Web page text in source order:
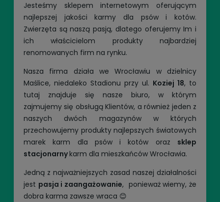
Jesteśmy sklepem internetowym oferującym
najlepszej jakości karmy dla psów i kotów.
Zwierzęta są naszą pasją, dlatego oferujemy Im i
ich właścicielom produkty najbardziej
renomowanych firm na rynku.
Nasza firma działa we Wrocławiu w dzielnicy
Maślice, niedaleko Stadionu przy ul. Koziej 18, to
tutaj znajduje się nasze biuro, w którym
zajmujemy się obsługą Klientów, a również jeden z
naszych dwóch magazynów w których
przechowujemy produkty najlepszych światowych
marek karm dla psów i kotów oraz sklep
stacjonarnykarm dla mieszkańców Wrocławia.
Jedną z najważniejszych zasad naszej działalności
jest pasja i zaangażowanie, ponieważ wiemy, że
dobra karma zawsze wraca 😊